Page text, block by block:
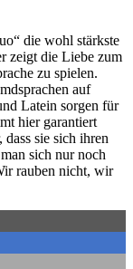
die wohl stärkste
zeigt die Liebe zum
zu spielen.
auf
Latein sorgen für
hier garantiert
sie sich ihren
sich nur noch
rauben nicht, wir